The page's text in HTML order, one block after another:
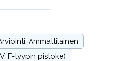
Ammattilainen
F-tyypin pistoke)